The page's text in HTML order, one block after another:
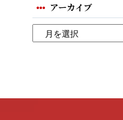
アーカイブ